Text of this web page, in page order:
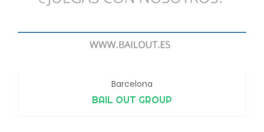
Barcelona
BAIL OUT GROUP